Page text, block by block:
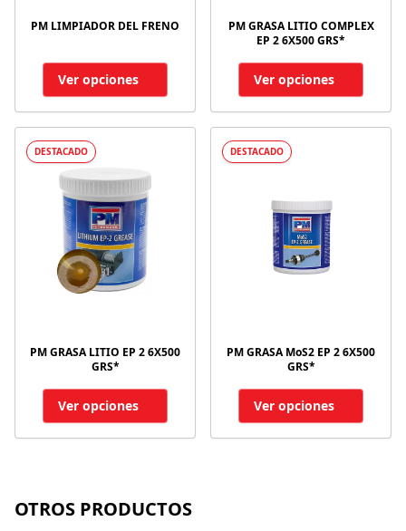
PM LIMPIADOR DEL FRENO
Ver opciones
PM GRASA LITIO COMPLEX
EP 2 6X500 GRS*
Ver opciones
DESTACADO
PM GRASA LITIO EP 2 6X500
GRS*
Ver opciones
DESTACADO
PM GRASA MoS2 EP 2 6X500
GRS*
Ver opciones
OTROS PRODUCTOS